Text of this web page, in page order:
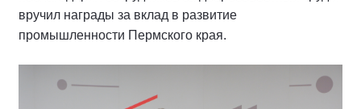
вручил награды за вклад в развитие
промышленности Пермского края.